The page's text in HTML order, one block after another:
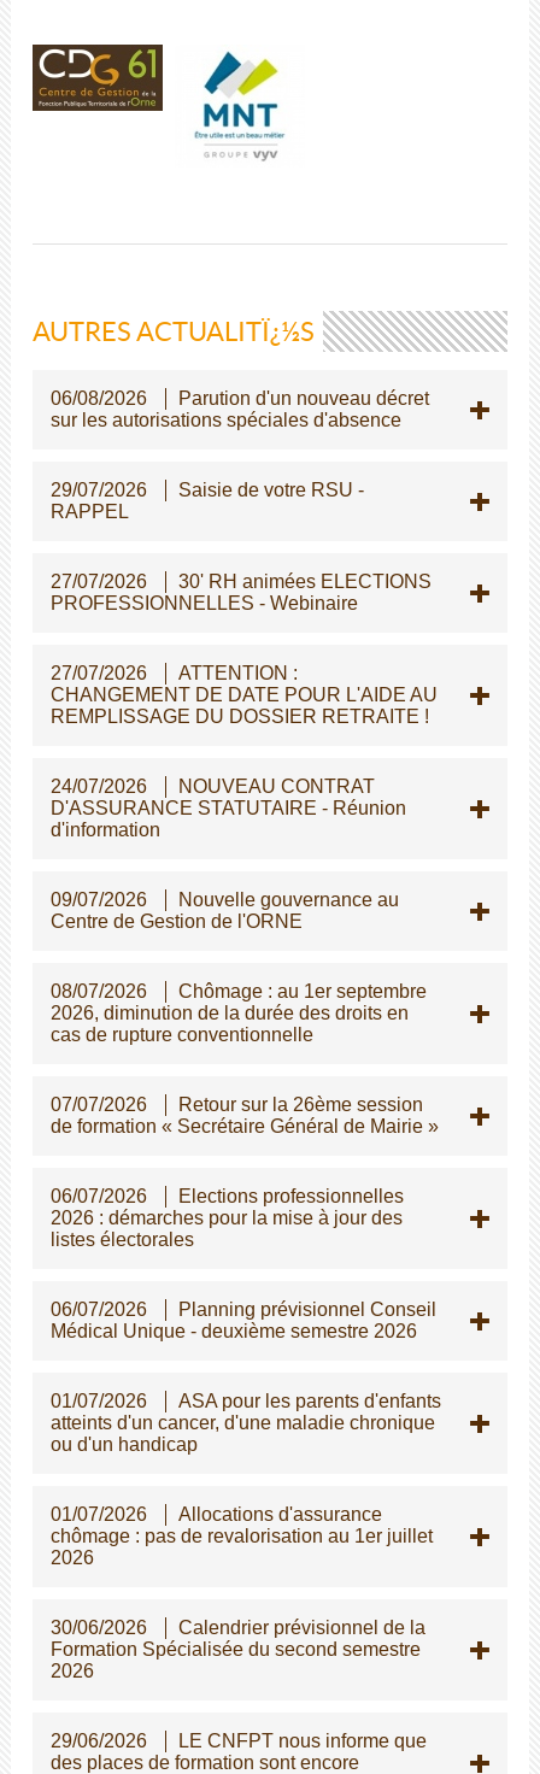
AUTRES ACTUALITÏ¿½S
06/08/2026
Parution d'un nouveau décret
sur les autorisations spéciales d'absence
29/07/2026
Saisie de votre RSU -
RAPPEL
27/07/2026
30' RH animées ELECTIONS
PROFESSIONNELLES - Webinaire
27/07/2026
ATTENTION :
CHANGEMENT DE DATE POUR L'AIDE AU
REMPLISSAGE DU DOSSIER RETRAITE !
24/07/2026
NOUVEAU CONTRAT
D'ASSURANCE STATUTAIRE - Réunion
d'information
09/07/2026
Nouvelle gouvernance au
Centre de Gestion de l'ORNE
08/07/2026
Chômage : au 1er septembre
2026, diminution de la durée des droits en
cas de rupture conventionnelle
07/07/2026
Retour sur la 26ème session
de formation « Secrétaire Général de Mairie »
06/07/2026
Elections professionnelles
2026 : démarches pour la mise à jour des
listes électorales
06/07/2026
Planning prévisionnel Conseil
Médical Unique - deuxième semestre 2026
01/07/2026
ASA pour les parents d'enfants
atteints d'un cancer, d'une maladie chronique
ou d'un handicap
01/07/2026
Allocations d'assurance
chômage : pas de revalorisation au 1er juillet
2026
30/06/2026
Calendrier prévisionnel de la
Formation Spécialisée du second semestre
2026
29/06/2026
LE CNFPT nous informe que
des places de formation sont encore